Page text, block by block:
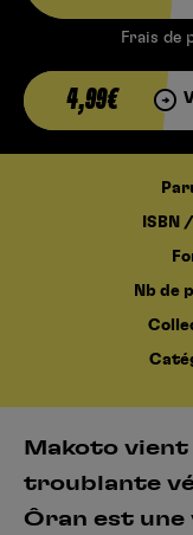
Frais de
4,99€
ISBN
Nb de
Makoto vient
troublante
Ôran est une